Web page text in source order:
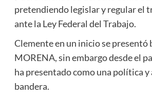
pretendiendo legislar y regular el
ante la Ley Federal del Trabajo.
Clemente en un inicio se presentó
MORENA, sin embargo desde el
ha presentado como una política
bandera.